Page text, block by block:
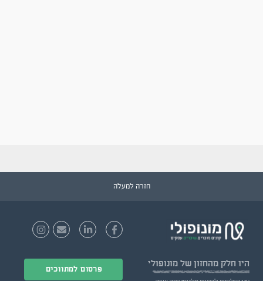
חזרה למעלה
היו חלק מהחזון של מונופולי פרסום למתווכים